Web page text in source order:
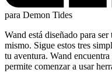
para Demon Tides
Wand está diseñado para
mismo. Sigue estos tres
tu aventura. Wand
permite comenzar a usar